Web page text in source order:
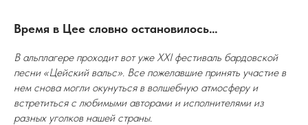
Время в Цее словно остановилось…
В альплагере проходит вот уже XXI фестиваль бардовской
песни «Цейский вальс». Все пожелавшие принять участие в
нем снова могли окунуться в волшебную атмосферу и
встретиться с любимыми авторами и исполнителями из
разных уголков нашей страны.